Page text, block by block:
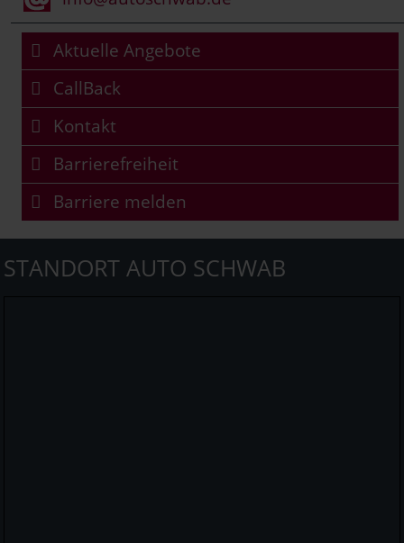
Aktuelle Angebote
CallBack
Kontakt
Barrierefreiheit
Barriere melden
STANDORT AUTO SCHWAB